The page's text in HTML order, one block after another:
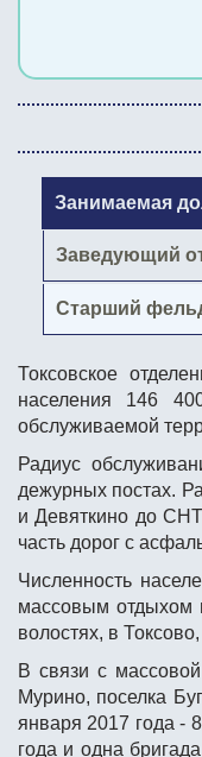
Занимаемая
Заведующий
Старший
Токсовское
населения 146
обслуживаемой
Радиус
дежурных постах.
и Девяткино до
часть дорог с
Численность
массовым отдыхом
волостях, в
В связи с
Мурино, поселка
января 2017 года -
года и одна